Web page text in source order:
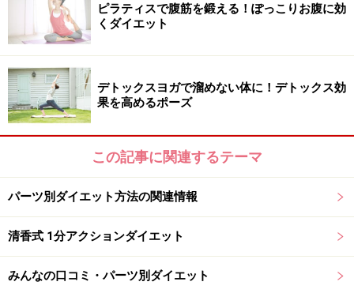
1） 仰向けになり、両脚をそろえて軽く持ち上げる
持ち上げる
【ポイント】
・10回できない人は、回数を減らして5回からはじめま
す
・息を吐くときはお腹をできるだけへこませて（ドロー
ピラティスで腹筋を鍛える！ぽっこりお腹に効
くダイエット
デトックスヨガで溜めない体に！デトックス効
果を高めるポーズ
この記事に関連するテーマ
パーツ別ダイエット方法の関連情報
清香式 1分アクションダイエット
みんなの口コミ・パーツ別ダイエット